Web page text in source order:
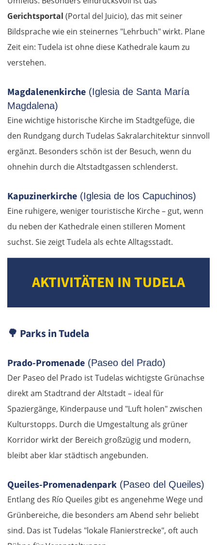
Gerichtsportal (Portal del Juicio), das mit seiner
Bildsprache wie ein steinernes "Lehrbuch" wirkt. Plane
Zeit ein: Tudela ist ohne diese Kathedrale kaum zu
verstehen.
Magdalenenkirche (Iglesia de Santa María
Magdalena)
Eine wichtige historische Kirche im Stadtgefüge, die
den Rundgang durch Tudelas Sakralarchitektur sinnvoll
ergänzt. Besonders schön ist der Besuch, wenn du
ohnehin durch die Altstadtgassen schlenderst.
Kapuzinerkirche (Iglesia de los Capuchinos)
Eine ruhigere, weniger touristische Kirche – gut, wenn
du neben der Kathedrale einen stilleren Moment
suchst. Sie zeigt Tudela als echte Alltagsstadt.
AKTIVITÄTEN IN TUDELA
🌳 Parks in Tudela
Prado-Promenade (Paseo del Prado)
Der Paseo del Prado ist Tudelas wichtigste Grünachse
direkt am Stadtrand der Altstadt – ideal für
Spaziergänge, Kinderpause und "Luft holen" zwischen
Kulturstopps. Durch die Umgestaltung als grüner
Korridor wirkt der Bereich großzügig und modern,
bleibt aber klar städtisch angebunden.
Queiles-Promenadenpark (Paseo del Queiles)
Entlang des Río Queiles gibt es angenehme Wege und
Grünbereiche, die besonders am Abend sehr beliebt
sind. Das ist Tudelas "lokale Flanierstrecke", oft auch
Ukmergė
Vilnius
Polen
Suwałki
Ełk
Warschau
Żyrardów
Łódź
Turek
Posen
Nowy Tomyśl
Deutschland Ost
Frankfurt (Oder)
Berlin
Lübben